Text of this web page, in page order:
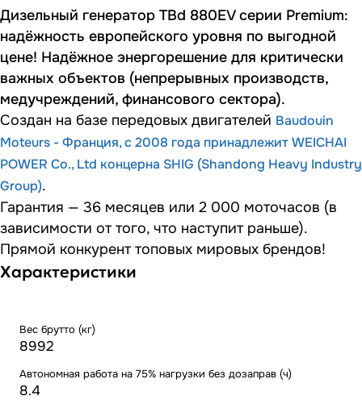
Дизельный генератор TBd 880EV серии Premium:
надёжность европейского уровня по выгодной
цене! Надёжное энергорешение для критически
важных объектов (непрерывных производств,
медучреждений, финансового сектора).
Создан на базе передовых двигателей Baudouin
Moteurs - Франция, с 2008 года принадлежит WEICHAI
POWER Co., Ltd концерна SHIG (Shandong Heavy Industry
Group).
Гарантия — 36 месяцев или 2 000 моточасов (в
зависимости от того, что наступит раньше).
Прямой конкурент топовых мировых брендов!
Характеристики
Вес брутто (кг)
8992
Автономная работа на 75% нагрузки без дозаправ (ч)
8.4